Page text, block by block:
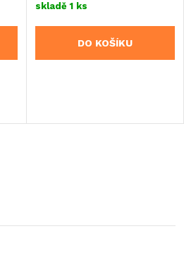
skladě1 ks
DO KOŠÍKU